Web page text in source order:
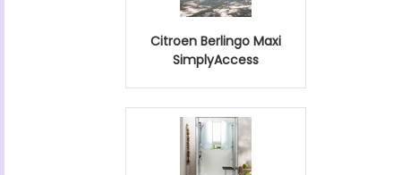
Citroen Berlingo Maxi
SimplyAccess